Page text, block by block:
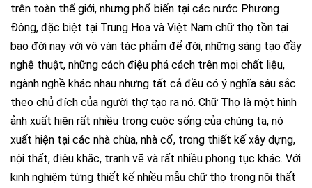
trên toàn thế giới, nhưng phổ biến tại các nước Phương
Đông, đặc biệt tại Trung Hoa và Việt Nam chữ thọ tồn tại
bao đời nay với vô vàn tác phẩm để đời, những sáng tạo đầy
nghệ thuật, những cách điệu phá cách trên mọi chất liệu,
ngành nghề khác nhau nhưng tất cả đều có ý nghĩa sâu sắc
theo chủ đích của người thợ tạo ra nó. Chữ Thọ là một hình
ảnh xuất hiện rất nhiều trong cuộc sống của chúng ta, nó
xuất hiện tại các nhà chùa, nhà cổ, trong thiết kế xây dựng,
nội thất, điêu khắc, tranh vẽ và rất nhiều phong tục khác. Với
kinh nghiệm từng thiết kế nhiều mẫu chữ thọ trong nội thất